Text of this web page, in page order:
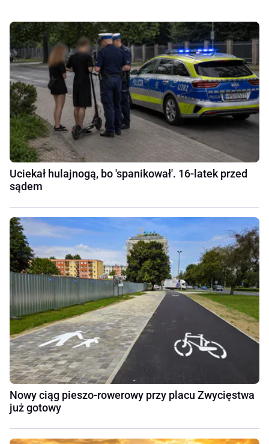
Uciekał hulajnogą, bo 'spanikował'. 16-latek przed
sądem
Nowy ciąg pieszo-rowerowy przy placu Zwycięstwa
już gotowy